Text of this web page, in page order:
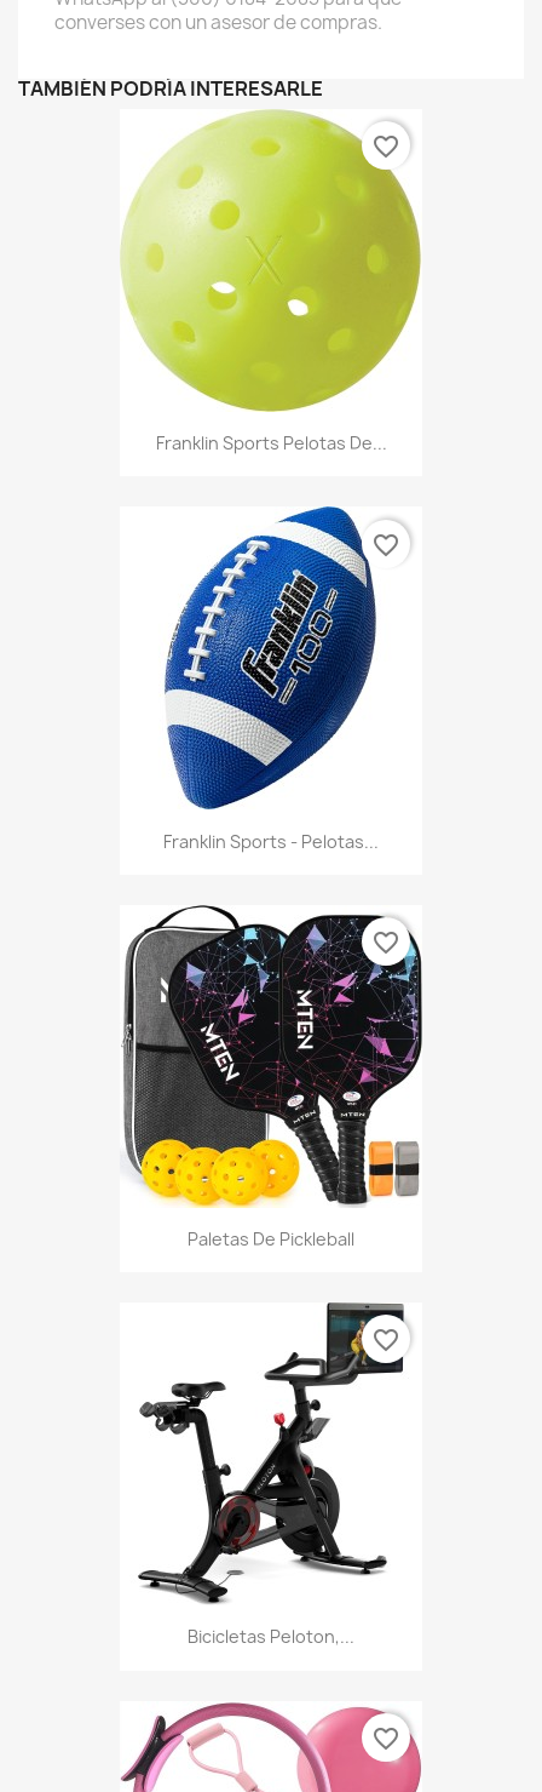
converses con un asesor de compras.
TAMBIÉN PODRÍA INTERESARLE
Franklin Sports Pelotas De...
favorite_border
Franklin Sports - Pelotas...
favorite_border
Paletas De Pickleball
favorite_border
Bicicletas Peloton,...
favorite_border
favorite_border